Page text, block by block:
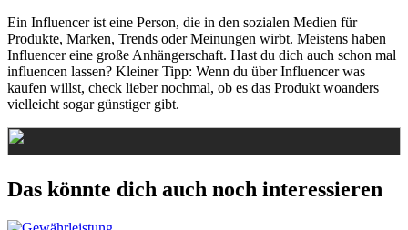
Ein Influencer ist eine Person, die in den sozialen Medien für
Produkte, Marken, Trends oder Meinungen wirbt. Meistens haben
Influencer eine große Anhängerschaft. Hast du dich auch schon mal
influencen lassen? Kleiner Tipp: Wenn du über Influencer was
kaufen willst, check lieber nochmal, ob es das Produkt woanders
vielleicht sogar günstiger gibt.
Das könnte dich auch noch interessieren